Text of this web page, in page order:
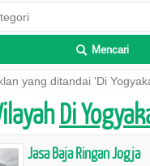
L Mencari
yang ditandai 'Di
Di
Jasa Baja Ringan Jogja